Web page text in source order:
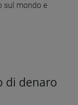
sul mondo e
di denaro